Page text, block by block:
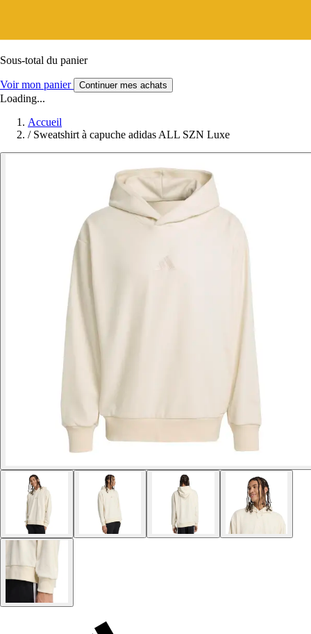
Sous-total du panier
Voir mon panier Continuer mes achats
Loading...
Accueil
/ Sweatshirt à capuche adidas ALL SZN Luxe